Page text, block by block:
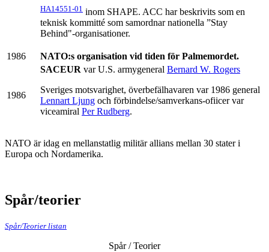
HA14551-01 inom SHAPE. ACC har beskrivits som en
teknisk kommitté som samordnar nationella ”Stay
Behind"-organisationer.
1986 NATO:s organisation vid tiden för Palmemordet.
1986
SACEUR var U.S. armygeneral Bernard W. Rogers
Sveriges motsvarighet, överbefälhavaren var 1986 general
Lennart Ljung och förbindelse/samverkans-ofiicer var
viceamiral Per Rudberg.
NATO är idag en mellanstatlig militär allians mellan 30 stater i
Europa och Nordamerika.
Spår/teorier
Spår/Teorier listan
Spår / Teorier